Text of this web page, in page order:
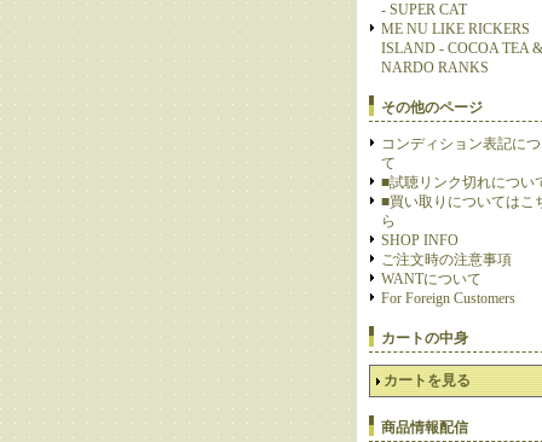
- SUPER CAT
ME NU LIKE RICKERS
ISLAND - COCOA TEA &
NARDO RANKS
その他のページ
コンディション表記に
て
■試聴リンク切れについ
■買い取りについてはこ
ら
SHOP INFO
ご注文時の注意事項
WANTについて
For Foreign Customers
カートの中身
カートを見る
商品情報配信